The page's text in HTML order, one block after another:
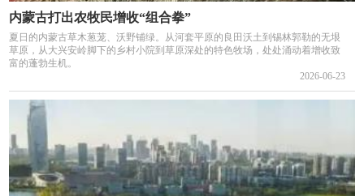
内蒙古打出农牧民增收“组合拳”
夏日的内蒙古草木葱茏、沃野铺绿。从河套平原的良田沃土到锡林郭勒的无垠
草原，从大兴安岭脚下的乡村小院到草原深处的特色牧场，处处涌动着增收致
富的蓬勃生机。
2026-06-23